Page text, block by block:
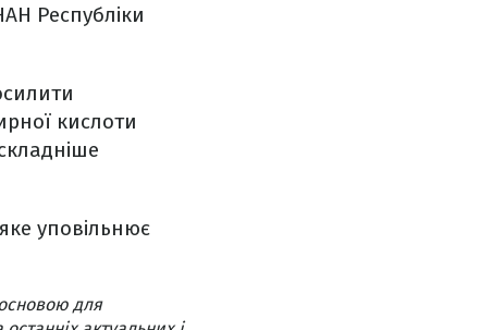
Республіки
кислоти
уповільнює
для